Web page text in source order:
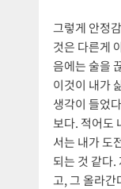
그렇게 안정
것은 다른게
음에는 술을
이것이 내가
생각이 들었
보다. 적어도
서는 내가 도
되는 것 같다.
고, 그 올라간